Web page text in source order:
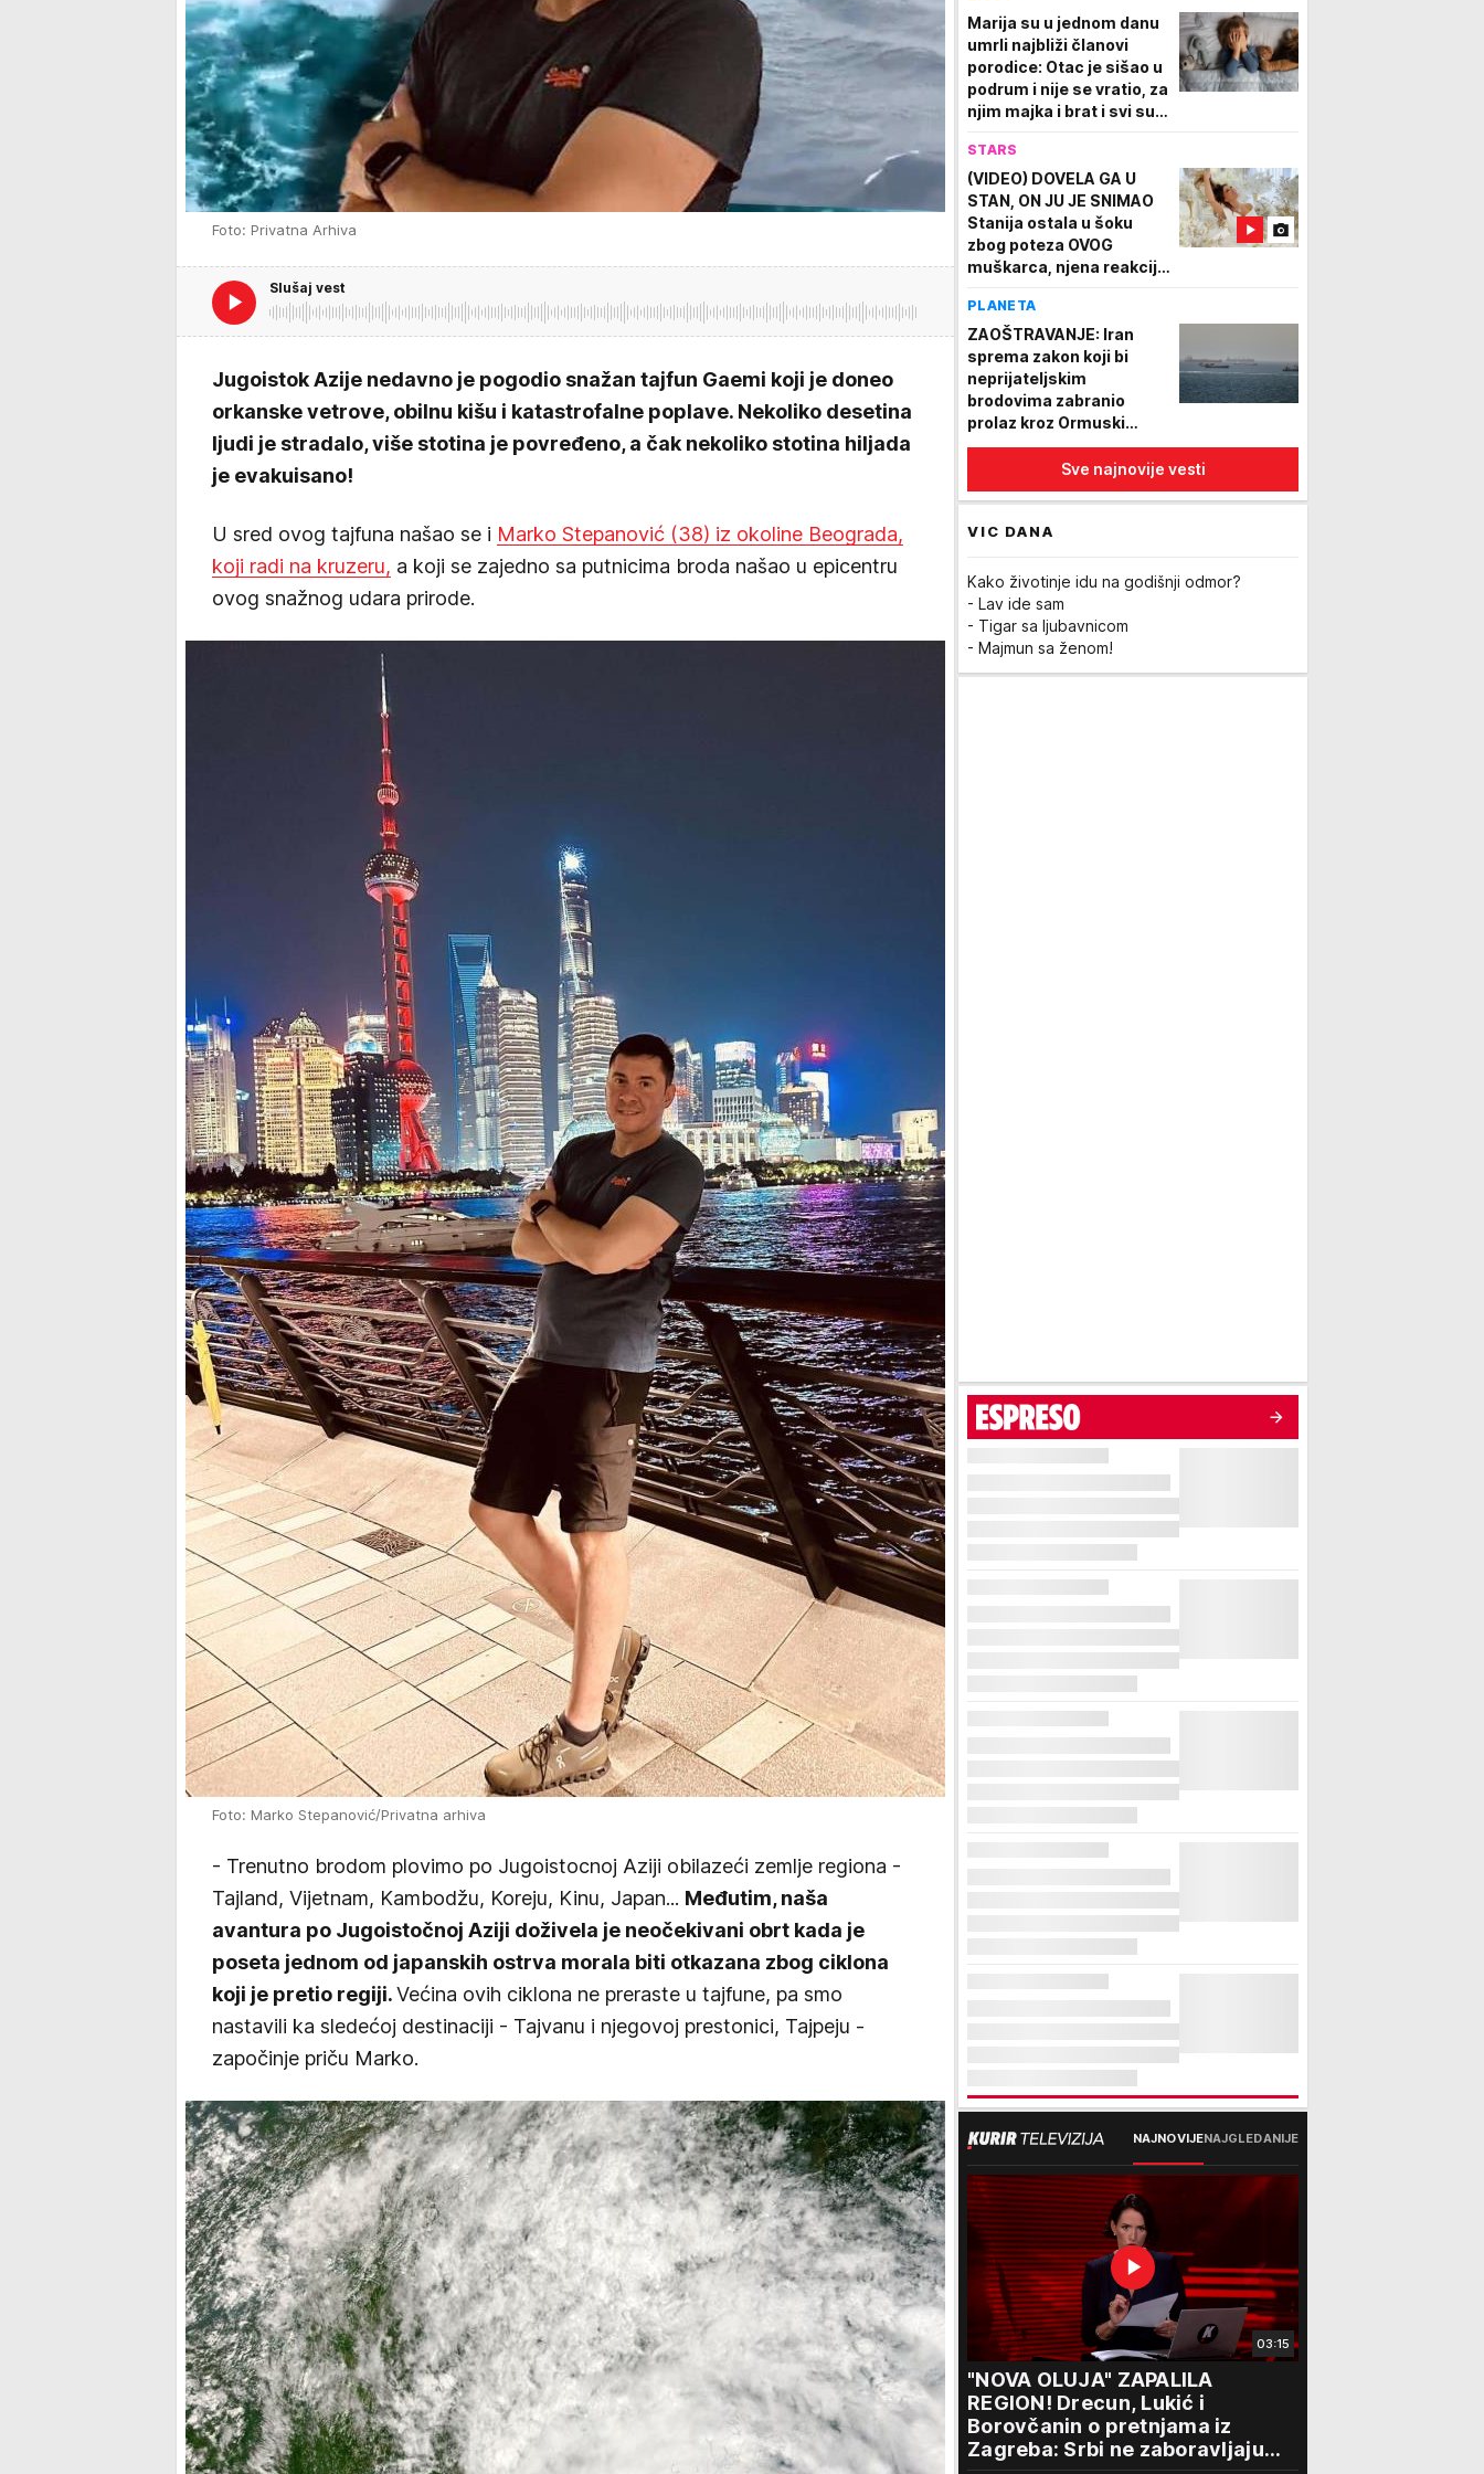
Foto: Privatna Arhiva
Slušaj vest
Jugoistok Azije nedavno je pogodio snažan tajfun Gaemi koji je doneo
orkanske vetrove, obilnu kišu i katastrofalne poplave. Nekoliko desetina
ljudi je stradalo, više stotina je povređeno, a čak nekoliko stotina hiljada
je evakuisano!
U sred ovog tajfuna našao se i Marko Stepanović (38) iz okoline Beograda,
koji radi na kruzeru, a koji se zajedno sa putnicima broda našao u epicentru
ovog snažnog udara prirode.
Foto: Marko Stepanović/Privatna arhiva
- Trenutno brodom plovimo po Jugoistocnoj Aziji obilazeći zemlje regiona -
Tajland, Vijetnam, Kambodžu, Koreju, Kinu, Japan... Međutim, naša
avantura po Jugoistočnoj Aziji doživela je neočekivani obrt kada je
poseta jednom od japanskih ostrva morala biti otkazana zbog ciklona
koji je pretio regiji.Većina ovih ciklona ne preraste u tajfune, pa smo
nastavili ka sledećoj destinaciji - Tajvanu i njegovoj prestonici, Tajpeju -
započinje priču Marko.
Marija su u jednom danu
umrli najbliži članovi
porodice: Otac je sišao u
podrum i nije se vratio, za
njim majka i brat i svi su
STARS
(VIDEO) DOVELA GA U
STAN, ON JU JE SNIMAO
Stanija ostala u šoku
zbog poteza OVOG
muškarca, njena reakcija
sutlijaš?
PLANETA
ZAOŠTRAVANJE: Iran
sprema zakon koji bi
neprijateljskim
brodovima zabranio
prolaz kroz Ormuski
moreuz
Sve najnovije vesti
VIC DANA
Kako životinje idu na godišnji odmor?
- Lav ide sam
- Tigar sa ljubavnicom
- Majmun sa ženom!
NAJNOVIJENAJGLEDANIJE
03:15
"NOVA OLUJA" ZAPALILA
REGION! Drecun, Lukić i
Borovčanin o pretnjama iz
Zagreba: Srbi ne zaboravljaju